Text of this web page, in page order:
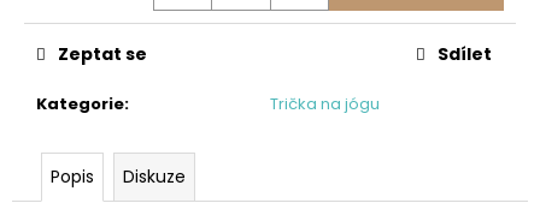
Kategorie: Trička na jógu
Zeptat se Sdílet
Popis Diskuze
m
e